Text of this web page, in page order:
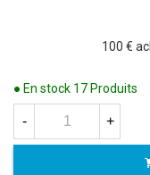
100 €
● En stock 17 Produits
- +